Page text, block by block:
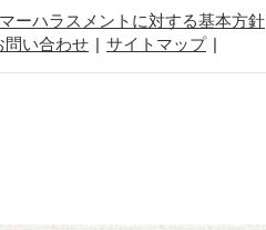
ーハラスメントに対する基本方針
問い合わせ サイトマップ